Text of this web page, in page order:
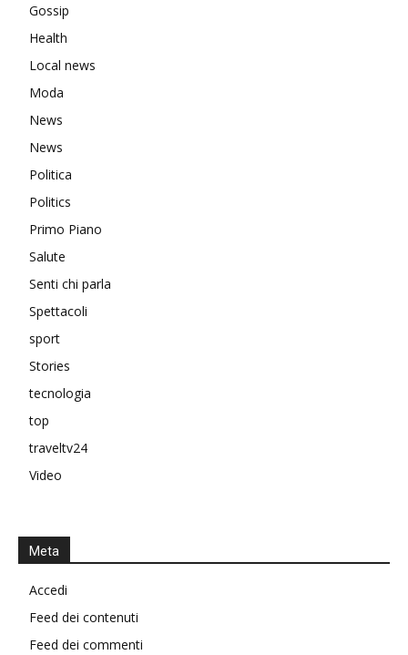
Gossip
Health
Local news
Moda
News
News
Politica
Politics
Primo Piano
Salute
Senti chi parla
Spettacoli
sport
Stories
tecnologia
top
traveltv24
Video
Meta
Accedi
Feed dei contenuti
Feed dei commenti